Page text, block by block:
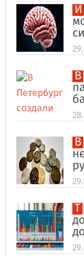
Инфекция
В Петербурге создали
В ВТБ заявили о
Турция приобрела